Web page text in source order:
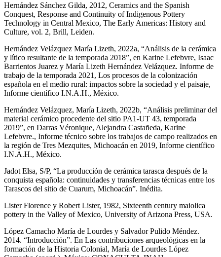
Hernández Sánchez Gilda, 2012, Ceramics and the Spanish
Conquest, Response and Continuity of Indigenous Pottery
Technology in Central Mexico, The Early Americas: History and
Culture, vol. 2, Brill, Leiden.
Hernández Velázquez María Lizeth, 2022a, “Análisis de la cerámica
y lítico resultante de la temporada 2018”, en Karine Lefebvre, Isaac
Barrientos Juarez y María Lizeth Hernández Velázquez. Informe de
trabajo de la temporada 2021, Los procesos de la colonización
española en el medio rural: impactos sobre la sociedad y el paisaje,
Informe científico I.N.A.H., México.
Hernández Velázquez, María Lizeth, 2022b, “Análisis preliminar del
material cerámico procedente del sitio PA1-UT 43, temporada
2019”, en Darras Véronique, Alejandra Castañeda, Karine
Lefebvre., Informe técnico sobre los trabajos de campo realizados en
la región de Tres Mezquites, Michoacán en 2019, Informe científico
I.N.A.H., México.
Jadot Elsa, S/P, “La producción de cerámica tarasca después de la
conquista española: continuidades y transferencias técnicas entre los
Tarascos del sitio de Cuarum, Michoacán”. Inédita.
Lister Florence y Robert Lister, 1982, Sixteenth century maiolica
pottery in the Valley of Mexico, University of Arizona Press, USA.
López Camacho María de Lourdes y Salvador Pulido Méndez.
2014. “Introducción”. En Las contribuciones arqueológicas en la
formación de la Historia Colonial, María de Lourdes López